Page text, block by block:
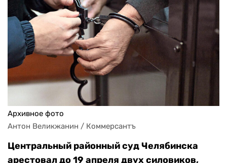
Архивное фото
Антон Великжанин / Коммерсантъ
Центральный районный суд Челябинска
арестовал до 19 апреля двух силовиков,